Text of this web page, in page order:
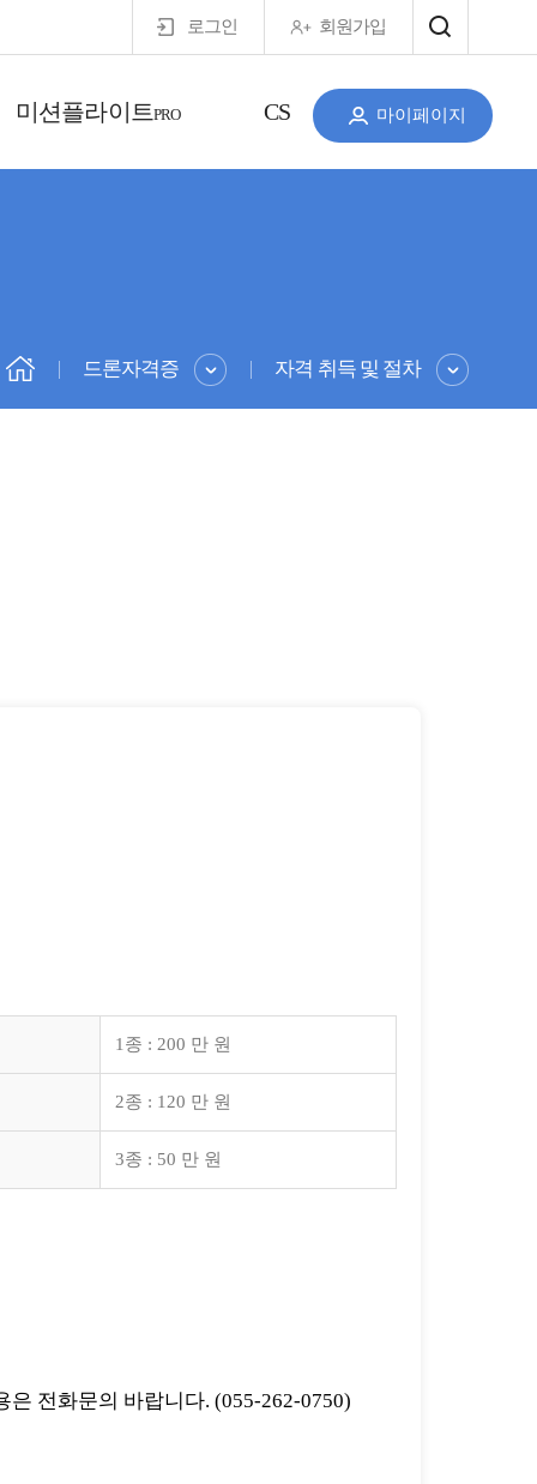
로그인 회원가입
마이페이지
미션플라이트PRO CS
드론자격증 자격 취득 및 절차
1종 : 200 만 원
2종 : 120 만 원
3종 : 50 만 원
전화문의 바랍니다. (055-262-0750)